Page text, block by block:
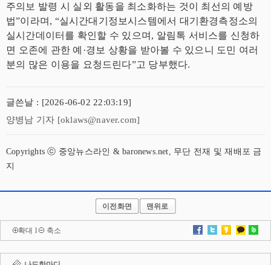
주의보 발령 시 실외 활동을 최소화하는 것이 최선의 예방
법”이라며, “실시간대기정보시스템에서 대기환경측정소의
실시간데이터를 확인할 수 있으며, 알림톡 서비스를 신청하
면 오존에 관한 예·경보 상황을 받아볼 수 있으니 도민 여러
분의 많은 이용을 요청드린다”고 당부했다.
글쓴날 : [2026-06-02 22:03:19]
양병남 기자 [oklaws@naver.com]
Copyrights ⓒ 중앙뉴스라인 & baronews.net, 무단 전재 및 재배포 금
지
이전화면 맨위로
확대 l 축소